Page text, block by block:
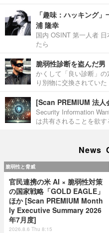
「趣味：ハッキング
浦 隆幸
国内 OSINT 第一人者
たら
脆弱性診断を盗んだ男
かくして「良い診断」
り別物に交換されていた
[Scan PREMIUM 法人
Security Information
は共有されることを欲す
News
脆弱性と脅威
官民連携の米 AI × 脆弱性対策
の国家戦略「GOLD EAGLE」
ほか [Scan PREMIUM Month
ly Executive Summary 2026
年7月度]
2026.8.6 Thu 8:15